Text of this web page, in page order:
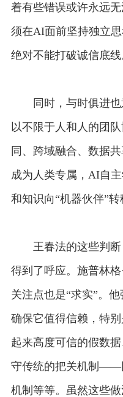
着有些错误或许永远
须在AI面前坚持独立
绝对不能打破诚信底线
同时，与时俱进也
以不限于人和人的团
同、跨域融合、数据
成为人类专属，AI自
和知识向“机器伙伴”转
王春法的这些判断
得到了呼应。施普林
关注点也是“求实”。
确保它值得信赖，特
起来高度可信的假数
守传统的把关机制——
机制等等。虽然这些